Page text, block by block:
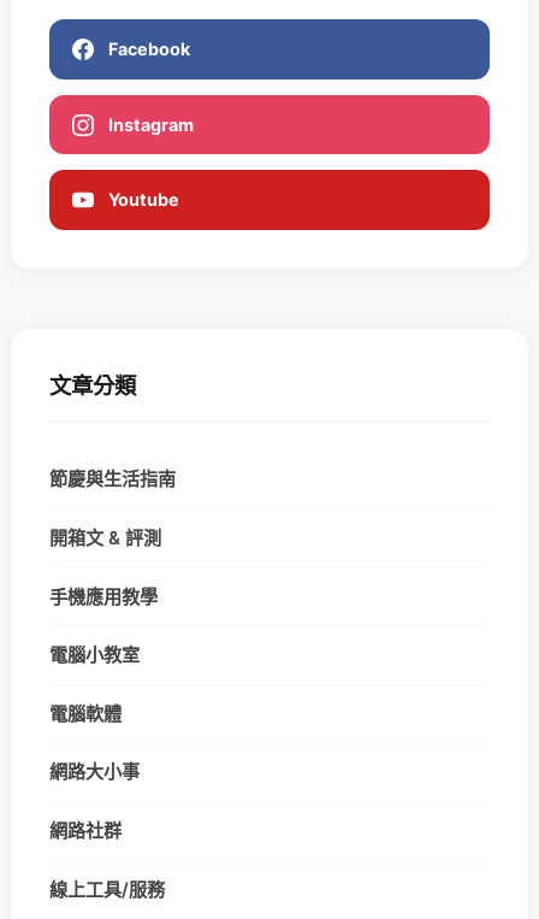
Facebook
Instagram
Youtube
文章分類
節慶與生活指南
開箱文 & 評測
手機應用教學
電腦小教室
電腦軟體
網路大小事
網路社群
線上工具/服務